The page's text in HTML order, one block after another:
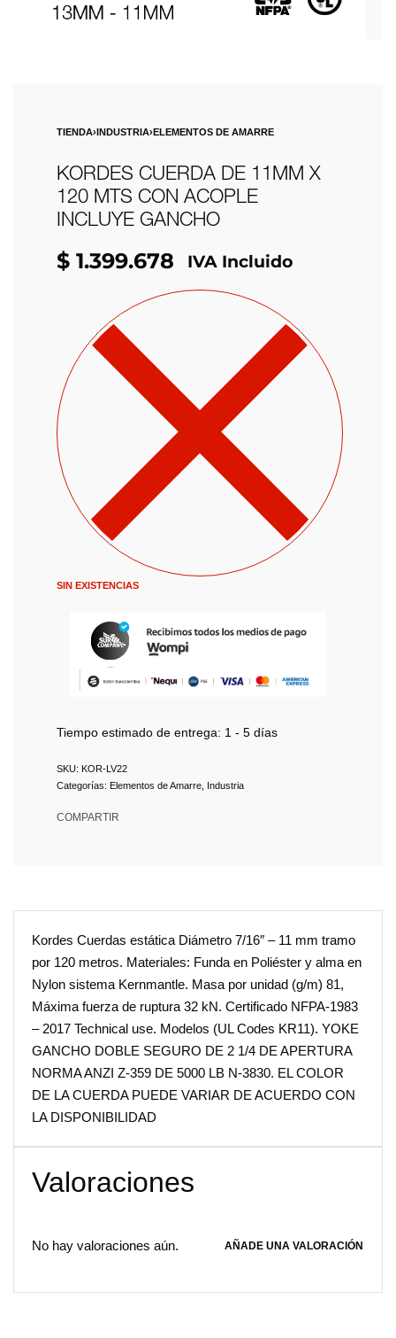
TIENDA›INDUSTRIA›ELEMENTOS DE AMARRE
KORDES CUERDA DE 11MM X
120 MTS CON ACOPLE
INCLUYE GANCHO
$ 1.399.678 IVA Incluido
SIN EXISTENCIAS
Tiempo estimado de entrega: 1 - 5 días
KOR-LV22
Categorías: Elementos de Amarre Industria
COMPARTIR
Kordes Cuerdas estática Diámetro 7/16″ – 11 mm tramo
por 120 metros. Materiales: Funda en Poliéster y alma en
Nylon sistema Kernmantle. Masa por unidad (g/m) 81,
Máxima fuerza de ruptura 32 kN. Certificado NFPA-1983
– 2017 Technical use. Modelos (UL Codes KR11). YOKE
GANCHO DOBLE SEGURO DE 2 1/4 DE APERTURA
NORMA ANZI Z-359 DE 5000 LB N-3830. EL COLOR
DE LA CUERDA PUEDE VARIAR DE ACUERDO CON
LA DISPONIBILIDAD
Valoraciones
No hay valoraciones aún. AÑADE UNA VALORACIÓN